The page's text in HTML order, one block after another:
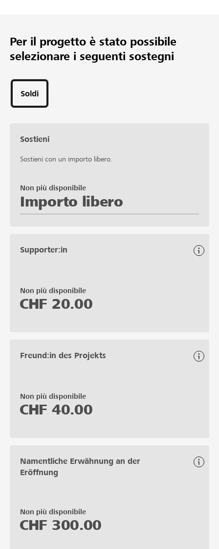
CHF 8’000
Importo desiderato
Sostegni
Per il progetto è stato possibile
selezionare i seguenti sostegni
Soldi
Sostieni
Sostieni con un importo libero.
Importo libero
Non più disponibile
Supporter:in
Non più disponibile
CHF 20.00
Freund:in des Projekts
Non più disponibile
CHF 40.00
Namentliche Erwähnung an der
Eröffnung
Non più disponibile
CHF 300.00